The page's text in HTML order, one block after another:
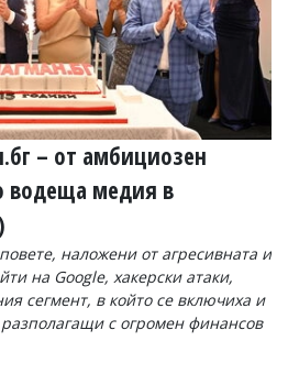
– от амбициозен
водеща медия в
наложени от агресивната и
на Google, хакерски атаки,
сегмент, в който се включиха и
с огромен финансов